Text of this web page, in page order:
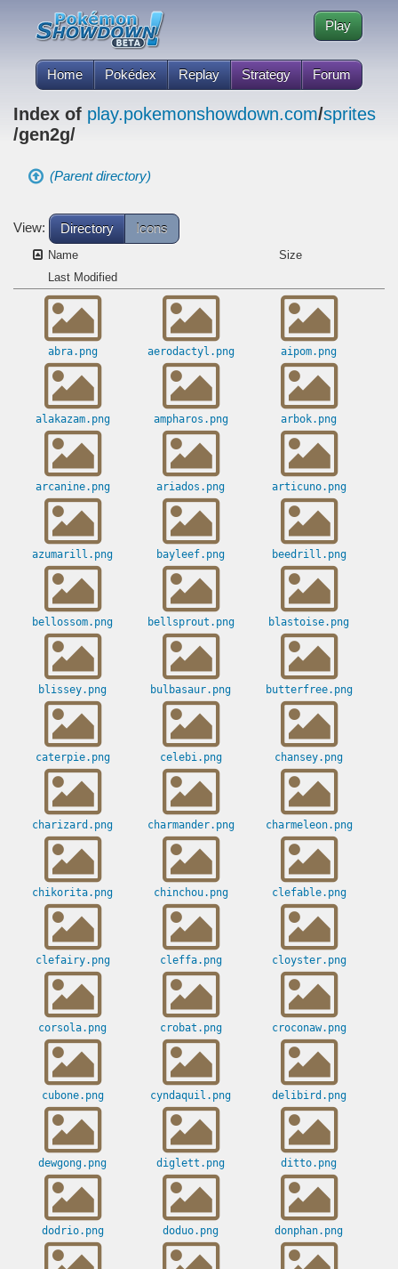
Home Pokédex Replay Strategy Forum
Play
Index of play.pokemonshowdown.com/sprites
/gen2g/
(Parent directory)
View: Directory Icons
Name
Size
Last Modified
abra.png aerodactyl.png aipom.png
alakazam.png ampharos.png arbok.png
arcanine.png ariados.png articuno.png
azumarill.png bayleef.png beedrill.png
bellossom.png bellsprout.png blastoise.png
blissey.png bulbasaur.png butterfree.png
caterpie.png celebi.png chansey.png
charizard.png charmander.png charmeleon.png
chikorita.png chinchou.png clefable.png
clefairy.png cleffa.png cloyster.png
corsola.png crobat.png croconaw.png
cubone.png cyndaquil.png delibird.png
dewgong.png diglett.png ditto.png
dodrio.png doduo.png donphan.png